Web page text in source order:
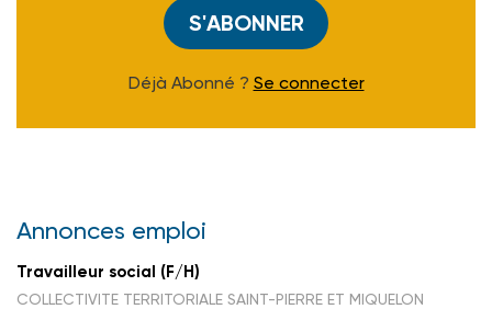
S'ABONNER
Déjà Abonné ? Se connecter
Annonces emploi
Travailleur social (F/H)
COLLECTIVITE TERRITORIALE SAINT-PIERRE ET MIQUELON